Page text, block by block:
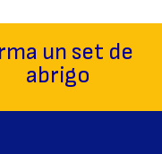
un set de
abrigo